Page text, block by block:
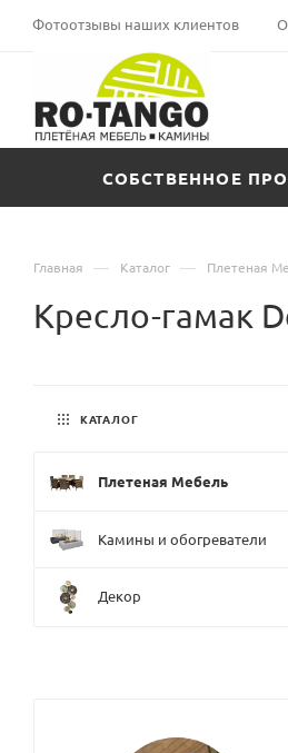
Фотоотзывы наших клиентов
СОБСТВЕННОЕ
Главная — Каталог — Плетеная
Кресло-гамак
КАТАЛОГ
Плетеная Мебель
Камины и обогреватели
Декор